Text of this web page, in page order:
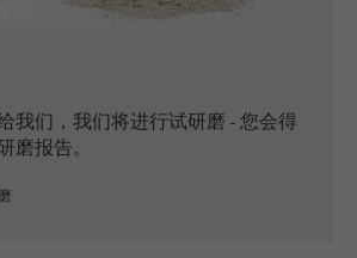
我们，我们将进行试研磨 - 您会得
磨报告。